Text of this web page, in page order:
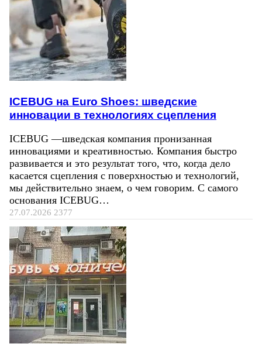
ICEBUG на Euro Shoes: шведские
инновации в технологиях сцепления
ICEBUG —шведская компания пронизанная
инновациями и креативностью. Компания быстро
развивается и это результат того, что, когда дело
касается сцепления с поверхностью и технологий,
мы действительно знаем, о чем говорим. С самого
основания ICEBUG…
27.07.2026 2377